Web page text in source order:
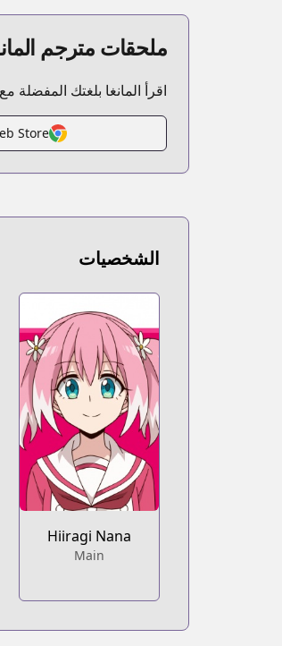
ملحقات مترجم
اقرأ المانغا بلغتك المفضلة
Store
الشخصيات
Hiiragi Nana
Main